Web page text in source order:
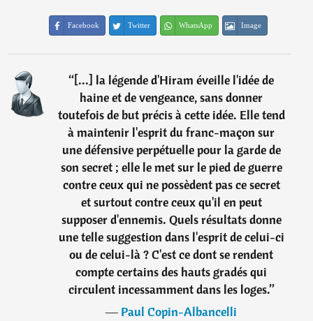
Facebook Twitter WhatsApp Image
“[...] la légende d'Hiram éveille l'idée de
haine et de vengeance, sans donner
toutefois de but précis à cette idée. Elle tend
à maintenir l'esprit du franc-maçon sur
une défensive perpétuelle pour la garde de
son secret ; elle le met sur le pied de guerre
contre ceux qui ne possèdent pas ce secret
et surtout contre ceux qu'il en peut
supposer d'ennemis. Quels résultats donne
une telle suggestion dans l'esprit de celui-ci
ou de celui-là ? C'est ce dont se rendent
compte certains des hauts gradés qui
circulent incessamment dans les loges.”
―Paul Copin-Albancelli